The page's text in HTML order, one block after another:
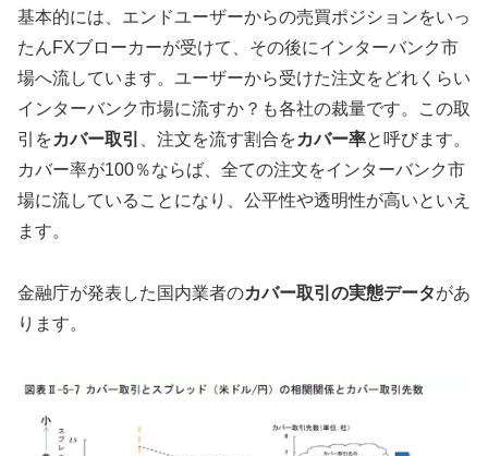
基本的には、エンドユーザーからの売買ポジションをいっ
たんFXブローカーが受けて、その後にインターバンク市
場へ流しています。ユーザーから受けた注文をどれくらい
インターバンク市場に流すか？も各社の裁量です。この取
引をカバー取引 、注文を流す割合をカバー率と呼びます。
カバー率が100％ならば、全ての注文をインターバンク市
場に流していることになり、公平性や透明性が高いといえ
ます。
金融庁が発表した国内業者のカバー取引の実態データがあ
ります。